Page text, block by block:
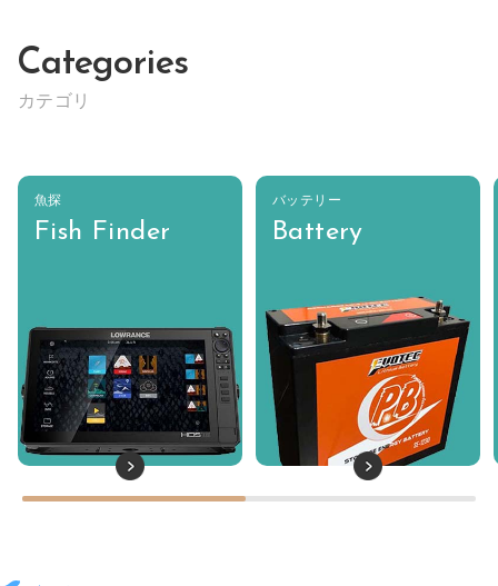
Categories
カテゴリ
魚探
Fish Finder
バッテリー
Battery